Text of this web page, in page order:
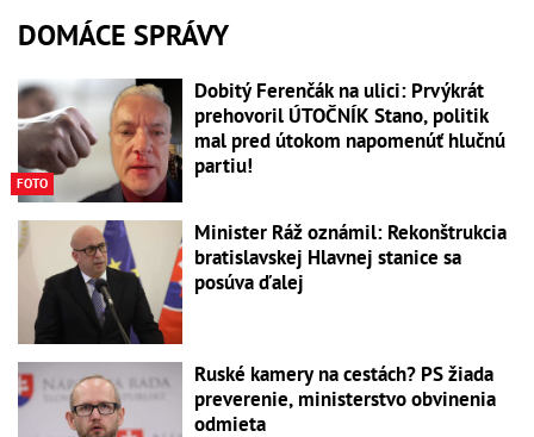
DOMÁCE SPRÁVY
FOTO
Dobitý Ferenčák na ulici: Prvýkrát
prehovoril ÚTOČNÍK Stano, politik
mal pred útokom napomenúť hlučnú
partiu!
Minister Ráž oznámil: Rekonštrukcia
bratislavskej Hlavnej stanice sa
posúva ďalej
Ruské kamery na cestách? PS žiada
preverenie, ministerstvo obvinenia
odmieta